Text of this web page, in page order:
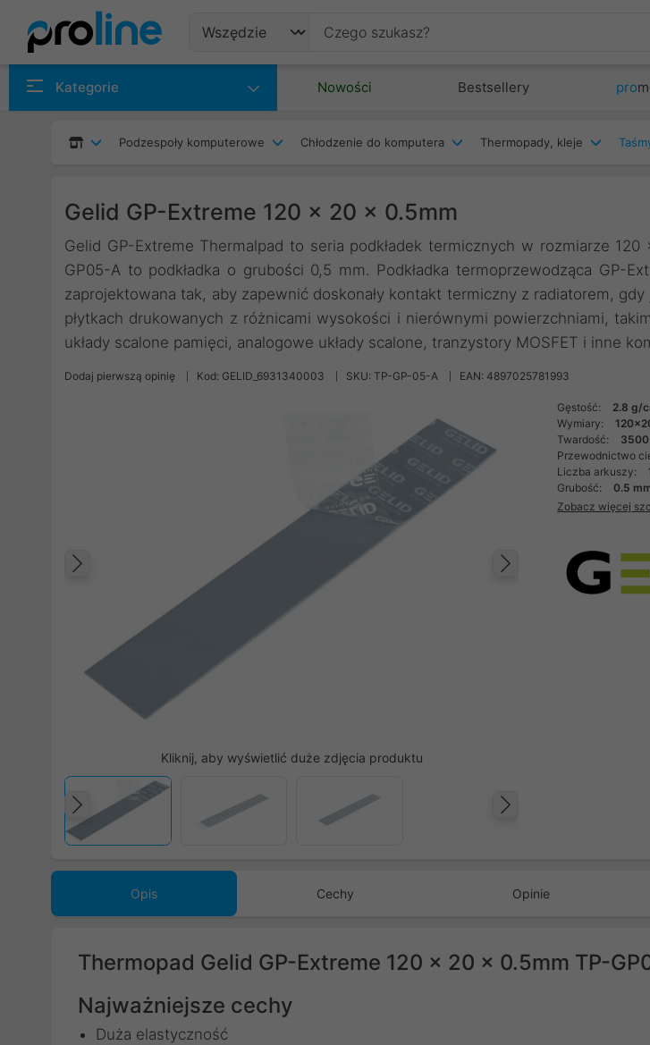
Kategorie Nowości Bestsellery pro
Podzespoły komputerowe Chłodzenie do komputera Thermopady, kleje
Gelid GP-Extreme 120 x 20 x 0.5mm
Gelid GP-Extreme Thermalpad to seria podkładek termicznych w rozmiarze 120
GP05-A to podkładka o grubości 0,5 mm. Podkładka termoprzewodząca GP-
zaprojektowana tak, aby zapewnić doskonały kontakt termiczny z radiatorem,
płytkach drukowanych z różnicami wysokości i nierównymi powierzchniami,
układy scalone pamięci, analogowe układy scalone, tranzystory MOSFET i inne
Dodaj pierwszą opinię Kod: GELID_6931340003 SKU: TP-GP-05-A EAN: 4897025781993
Następny
Poprzedni
Kliknij, aby wyświetlić duże zdjęcia produktu
Poprzedni
Gęstość:
2.8 g/
Wymiary:
Twardość:
3500
Przewodnictwo
Liczba arkuszy:
Grubość:
0.5
Zobacz więcej
Opis Cechy Opinie
Thermopad Gelid GP-Extreme 120 x 20 x 0.5mm TP-
Najważniejsze cechy
Duża elastyczność